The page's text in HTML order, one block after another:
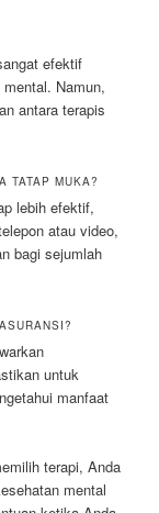
efektif
Namun,
antara terapis
TATAP MUKA?
lebih efektif,
atau video,
bagi sejumlah
untuk
manfaat
terapi, Anda
mental